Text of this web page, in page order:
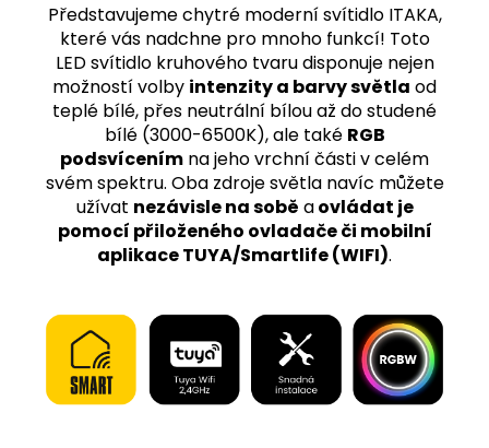
Představujeme chytré moderní svítidlo ITAKA,
které vás nadchne pro mnoho funkcí! Toto
LED svítidlo kruhového tvaru disponuje nejen
možností volby intenzity a barvy světla od
teplé bílé, přes neutrální bílou až do studené
bílé (3000-6500K), ale také RGB
podsvícením na jeho vrchní části v celém
svém spektru. Oba zdroje světla navíc můžete
užívat nezávisle na sobě aovládat je
pomocí přiloženého ovladače či mobilní
aplikace TUYA/Smartlife (WIFI).